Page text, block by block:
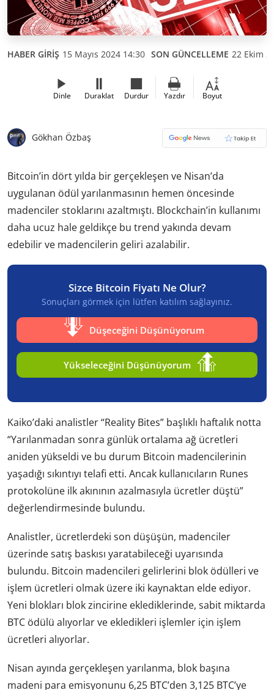
HABER GİRİŞ 15 Mayıs 2024 14:30 SON GÜNCELLEME 22 Ekim
Dinle Duraklat Durdur Yazdır Boyut
Gökhan Özbaş
Bitcoin’in dört yılda bir gerçekleşen ve Nisan’da
uygulanan ödül yarılanmasının hemen öncesinde
madenciler stoklarını azaltmıştı. Blockchain’in kullanımı
daha ucuz hale geldikçe bu trend yakında devam
edebilir ve madencilerin geliri azalabilir.
Sizce Bitcoin Fiyatı Ne Olur?
Sonuçları görmek için lütfen katılım sağlayınız.
Düşeceğini Düşünüyorum
Yükseleceğini Düşünüyorum
Kaiko’daki analistler “Reality Bites” başlıklı haftalık notta
“Yarılanmadan sonra günlük ortalama ağ ücretleri
aniden yükseldi ve bu durum Bitcoin madencilerinin
yaşadığı sıkıntıyı telafi etti. Ancak kullanıcıların Runes
protokolüne ilk akınının azalmasıyla ücretler düştü”
değerlendirmesinde bulundu.
Analistler, ücretlerdeki son düşüşün, madenciler
üzerinde satış baskısı yaratabileceği uyarısında
bulundu. Bitcoin madencileri gelirlerini blok ödülleri ve
işlem ücretleri olmak üzere iki kaynaktan elde ediyor.
Yeni blokları blok zincirine eklediklerinde, sabit miktarda
BTC ödülü alıyorlar ve ekledikleri işlemler için işlem
ücretleri alıyorlar.
Nisan ayında gerçekleşen yarılanma, blok başına
madeni para emisyonunu 6,25 BTC’den 3,125 BTC’ye